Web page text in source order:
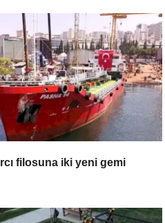
filosuna iki yeni gemi